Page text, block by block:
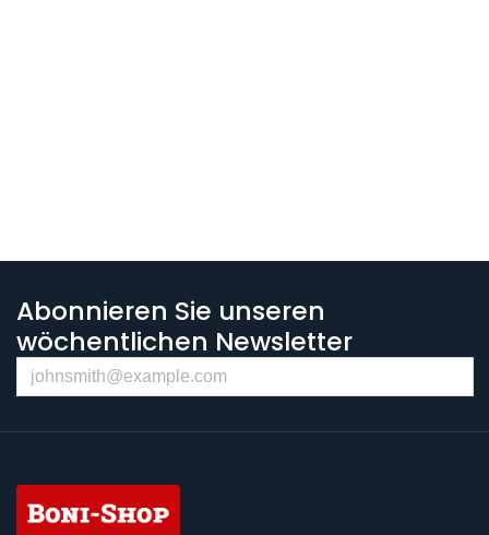
Abonnieren Sie unseren
wöchentlichen Newsletter